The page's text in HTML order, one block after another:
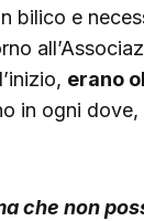
bilico e
erano
in ogni
che non